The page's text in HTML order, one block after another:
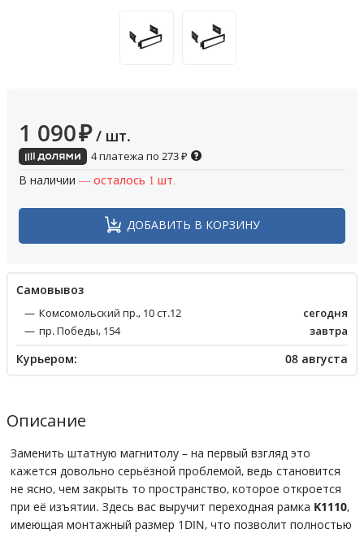
1 090₽ / шт.
4 платежа по 273₽
В наличии — осталось 1 шт.
ДОБАВИТЬ В КОРЗИНУ
Cамовывоз
Комсомольский пр., 10 ст.12
сегодня
пр. Победы, 154
завтра
Курьером: 08 августа
Описание
Заменить штатную магнитолу – на первый взгляд это
кажется довольно серьёзной проблемой, ведь становится
не ясно, чем закрыть то пространство, которое откроется
при её изъятии. Здесь вас выручит переходная рамка K1110,
имеющая монтажный размер 1DIN, что позволит полностью